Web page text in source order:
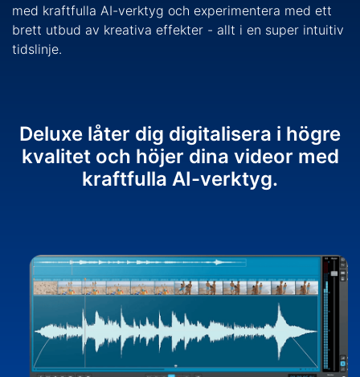
med kraftfulla AI-verktyg och experimentera med ett
brett utbud av kreativa effekter - allt i en super intuitiv
tidslinje.
Deluxe låter dig digitalisera i högre
kvalitet och höjer dina videor med
kraftfulla AI-verktyg.